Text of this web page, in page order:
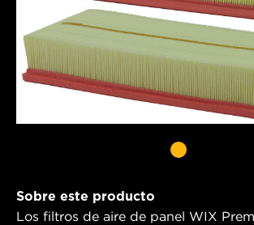
Sobre este producto
Los filtros de aire de panel WIX